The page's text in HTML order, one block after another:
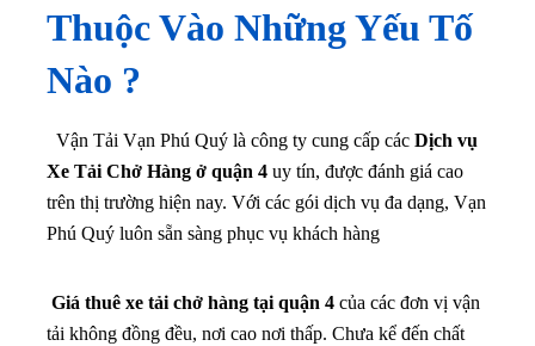
Thuộc Vào Những Yếu Tố
Nào ?
Vận Tải Vạn Phú Quý là công ty cung cấp các Dịch vụ
Xe Tải Chở Hàng ở quận 4 uy tín, được đánh giá cao
trên thị trường hiện nay. Với các gói dịch vụ đa dạng, Vạn
Phú Quý luôn sẵn sàng phục vụ khách hàng
Giá thuê xe tải chở hàng tại quận 4 của các đơn vị vận
tải không đồng đều, nơi cao nơi thấp. Chưa kể đến chất